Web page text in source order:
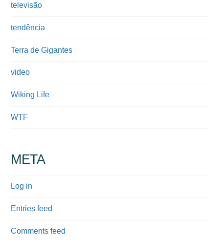
televisão
tendência
Terra de Gigantes
video
Wiking Life
WTF
META
Log in
Entries feed
Comments feed